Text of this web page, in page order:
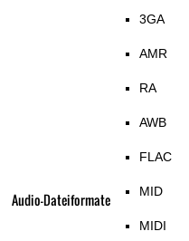
Audio-Dateiformate
3GA
AMR
RA
AWB
FLAC
MID
MIDI